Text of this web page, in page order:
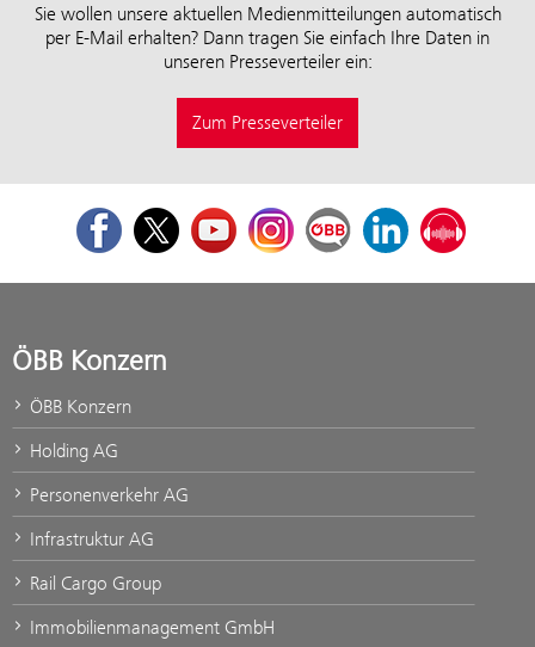
Sie wollen unsere aktuellen Medienmitteilungen automatisch
per E-Mail erhalten? Dann tragen Sie einfach Ihre Daten in
unseren Presseverteiler ein:
Zum Presseverteiler
FacebookTwitterYoutubeInstagramÖBB Corporate Blog
LinkedInPodcast
ÖBB Konzern
ÖBB Konzern
Holding AG
Personenverkehr AG
Infrastruktur AG
Rail Cargo Group
Immobilienmanagement GmbH